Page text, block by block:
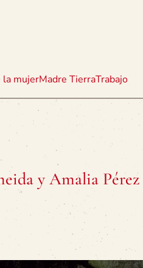
la mujerMadre TierraTrabajo
y Amalia